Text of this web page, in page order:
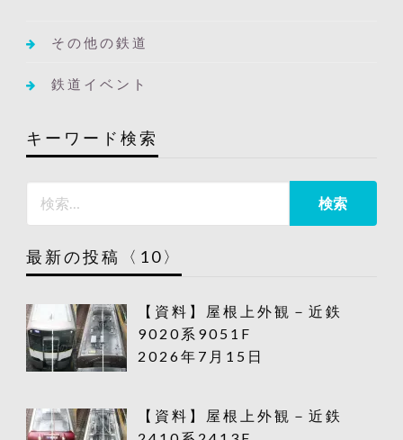
その他の鉄道
鉄道イベント
キーワード検索
最新の投稿〈10〉
【資料】屋根上外観－近鉄
9020系9051F
2026年7月15日
【資料】屋根上外観－近鉄